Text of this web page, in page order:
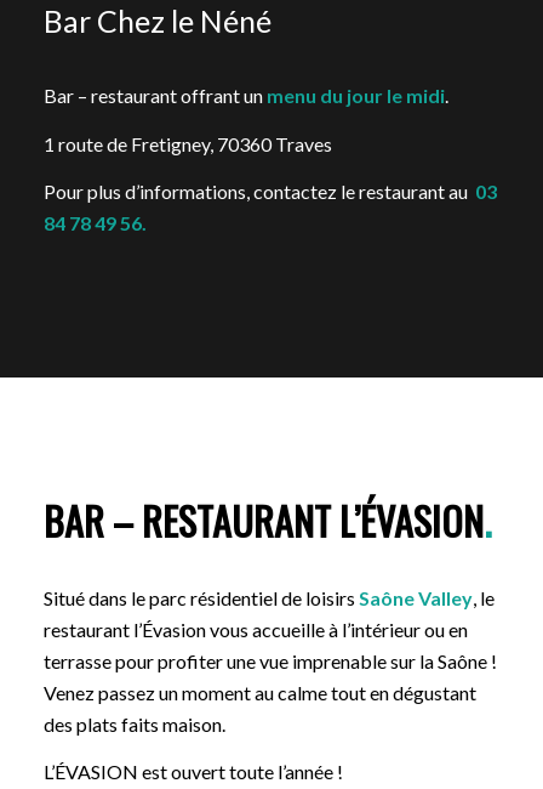
Bar Chez le Néné
Bar – restaurant offrant un menu du jour le midi.
1 route de Fretigney, 70360 Traves
Pour plus d’informations, contactez le restaurant au 03
84 78 49 56.
BAR – RESTAURANT L’ÉVASION.
Situé dans le parc résidentiel de loisirs Saône Valley, le
restaurant l’Évasion vous accueille à l’intérieur ou en
terrasse pour profiter une vue imprenable sur la Saône !
Venez passez un moment au calme tout en dégustant
des plats faits maison.
L’ÉVASION est ouvert toute l’année !